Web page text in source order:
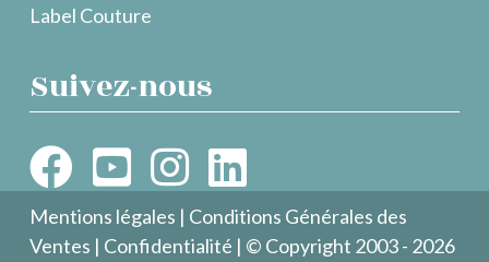
Label Couture
Suivez-nous
Mentions légales | Conditions Générales des
Ventes | Confidentialité | © Copyright 2003 - 2026